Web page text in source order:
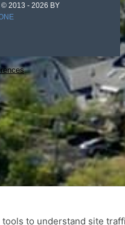
© 2013 - 2026 BY
tools to understand site